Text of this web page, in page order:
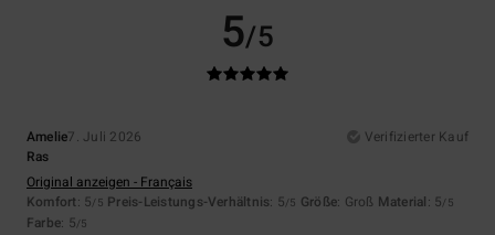
5/5
Amelie7. Juli 2026
Verifizierter Kauf
Ras
Original anzeigen - Français
Komfort: 5/5 Preis-Leistungs-Verhältnis: 5/5 Größe: Groß Material: 5/5
Farbe: 5/5